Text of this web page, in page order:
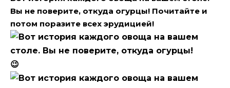
Вы не поверите, откуда огурцы! Почитайте и
потом поразите всех эрудицией!
😉